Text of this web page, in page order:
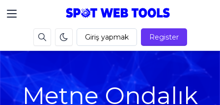
Giriş yapmak Register
Metne Ondalık